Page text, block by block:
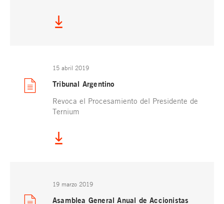
15 abril 2019
Tribunal Argentino
Revoca el Procesamiento del Presidente de
Ternium
19 marzo 2019
Asamblea General Anual de Accionistas